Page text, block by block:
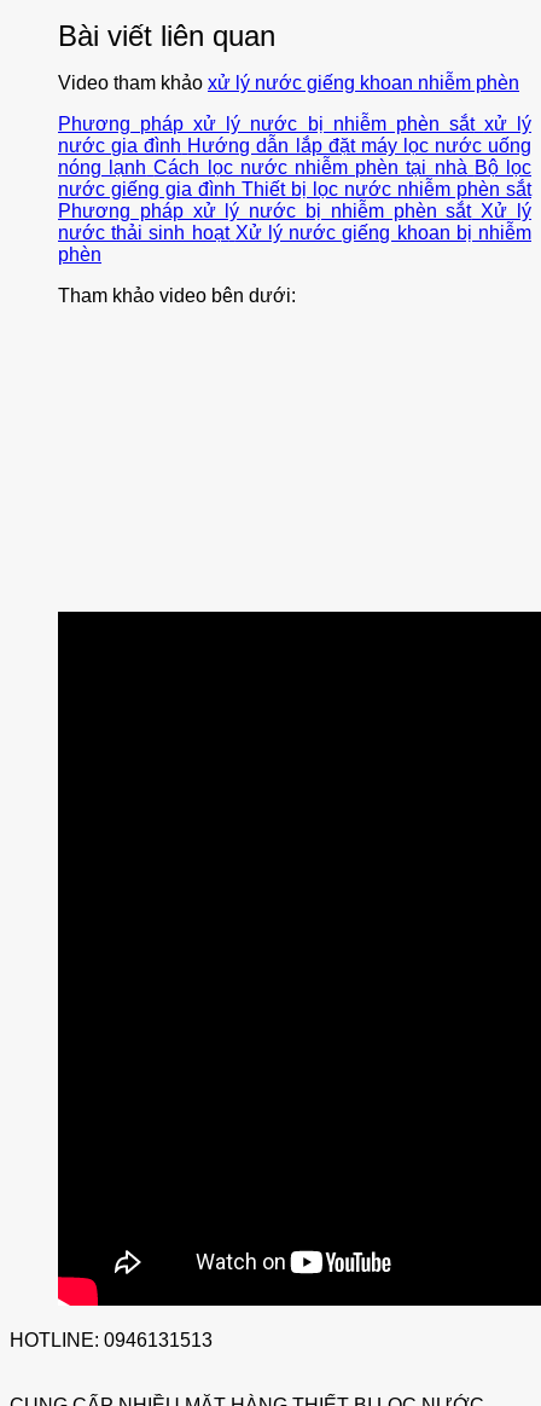
Bài viết liên quan
Video tham khảo xử lý nước giếng khoan nhiễm phèn
Phương pháp xử lý nước bị nhiễm phèn sắt xử lý
nước gia đình Hướng dẫn lắp đặt máy lọc nước uống
nóng lạnh Cách lọc nước nhiễm phèn tại nhà Bộ lọc
nước giếng gia đình Thiết bị lọc nước nhiễm phèn sắt
Phương pháp xử lý nước bị nhiễm phèn sắt Xử lý
nước thải sinh hoạt Xử lý nước giếng khoan bị nhiễm
phèn
Tham khảo video bên dưới:
HOTLINE: 0946131513